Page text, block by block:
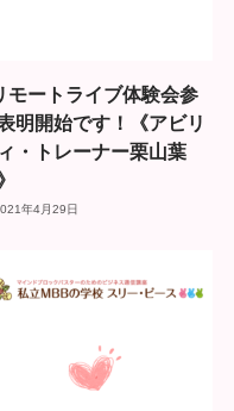
モートライブ体験会参
明開始です！《アビリ
・トレーナー栗山葉
年4月29日